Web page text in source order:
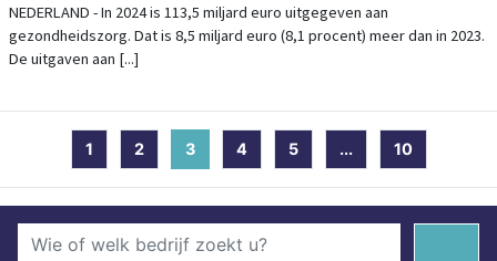
NEDERLAND - In 2024 is 113,5 miljard euro uitgegeven aan
gezondheidszorg. Dat is 8,5 miljard euro (8,1 procent) meer dan in 2023.
De uitgaven aan [...]
1 2 3(current)
4 5 ... 10